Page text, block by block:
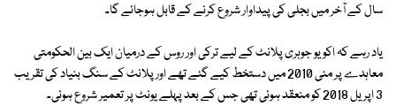
سال کے آخر میں بجلی کی پیداوار شروع کرنے کے قابل ہوجائے گا۔
یاد رہے کہ اکویو جوہری پلانٹ کے لیے ترکی اور روس کے درمیان ایک بین الحکومتی
معاہدے پر مئی 2010 میں دستخط کیے گئے تھے اور پلانٹ کے سنگ بنیاد کی تقریب
3 اپریل 2018 کو منعقد ہوئی تھی جس کے بعد پہلے یونٹ پر تعمیر شروع ہوئی۔